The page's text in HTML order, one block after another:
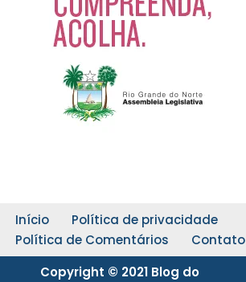
Início
Política de privacidade
Política de Comentários
Contato
Copyright © 2021 Blog do